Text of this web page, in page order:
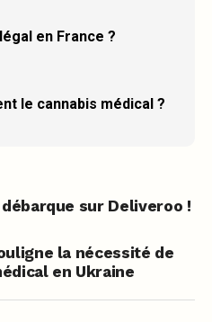
en France ?
le cannabis médical ?
débarque sur Deliveroo !
la nécessité de
en Ukraine